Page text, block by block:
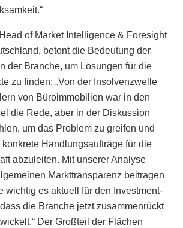
of Market Intelligence & Foresight
betont die Bedeutung der
der Branche, um Lösungen für die
zu finden: „Von der Insolvenzwelle
von Büroimmobilien war in den
die Rede, aber in der Diskussion
um das Problem zu greifen und
Handlungsaufträge für die
abzuleiten. Mit unserer Analyse
Markttransparenz beitragen
wichtig es aktuell für den Investment-
die Branche jetzt zusammenrückt
Der Großteil der Flächen